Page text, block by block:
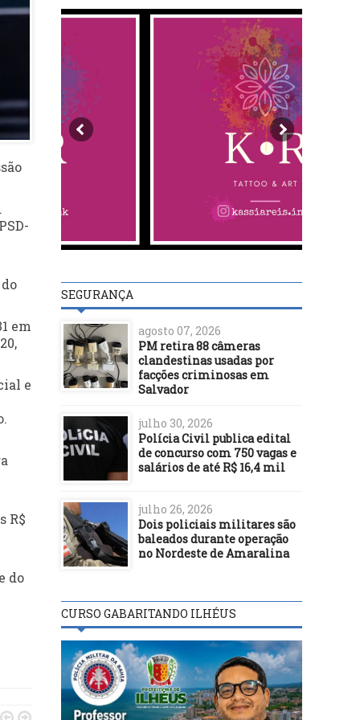
em
e
R$
do
SEGURANÇA
agosto 07, 2026
PM retira 88 câmeras
clandestinas usadas por
facções criminosas em
Salvador
julho 30, 2026
Polícia Civil publica edital
de concurso com 750 vagas e
salários de até R$ 16,4 mil
julho 26, 2026
Dois policiais militares são
baleados durante operação
no Nordeste de Amaralina
CURSO GABARITANDO ILHÉUS